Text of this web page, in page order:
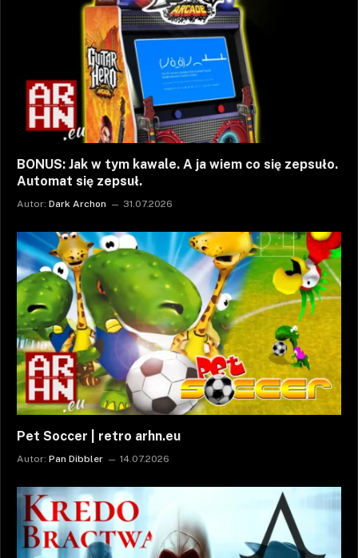
BONUS: Jak w tym kawale. A ja wiem co się zepsuło.
Automat się zepsuł.
Autor: Dark Archon 31.07.2026
Pet Soccer | retro arhn.eu
Autor: Pan Dibbler 14.07.2026